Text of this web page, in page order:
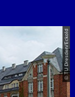
© TU Dresden/Eckold